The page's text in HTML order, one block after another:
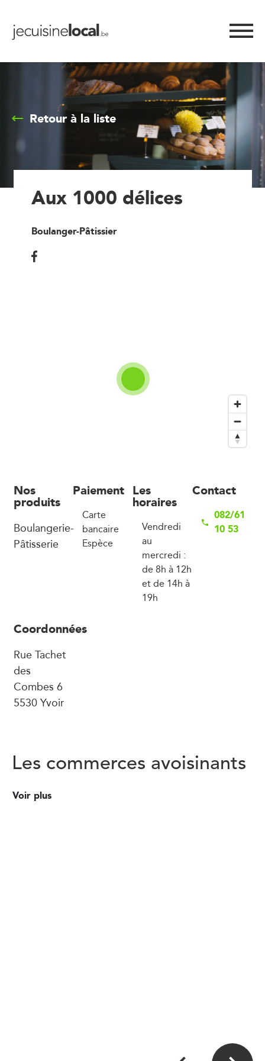
Retour à la liste
Aux 1000 délices
Boulanger-Pâtissier
Nos
produits
Boulangerie-
Pâtisserie
Paiement
Carte
bancaire
Espèce
Les
horaires
Vendredi
au
mercredi :
de 8h à 12h
et de 14h à
19h
Contact
082/61
10 53
Coordonnées
Rue Tachet
des
Combes 6
5530 Yvoir
Les commerces avoisinants
Voir plus